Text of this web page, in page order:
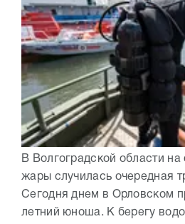
В Волгоградской области
жары случилась очередная
Сегодня днем в Орловском
летний юноша. К берегу